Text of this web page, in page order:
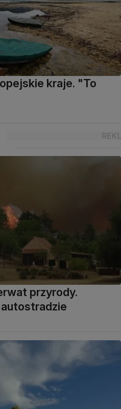
kraje. "To
przyrody.